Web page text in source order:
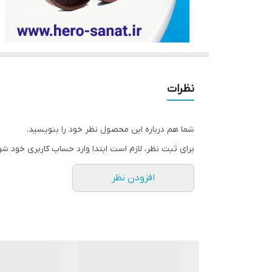
نظرات
شما هم درباره این محصول نظر خود را بنویسید.
برای ثبت نظر، لازم است ابتدا وارد حساب کاربری خود
افزودن نظر